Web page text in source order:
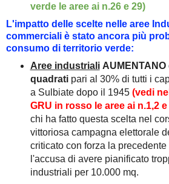
verde le aree ai n.26 e 29)
L'impatto delle scelte nelle aree
commerciali è stato ancora più
consumo di territorio verde:
Aree industrialiAUMENTANO
quadratipari al 30% di tutti i
a Sulbiate dopo il 1945 (vedi
GRU in rosso le aree ai n.1,2 e
chi ha fatto questa scelta nel
vittoriosa campagna elettorale
criticato con forza la precedente
l'accusa di avere pianificato
industriali per 10.000 mq.